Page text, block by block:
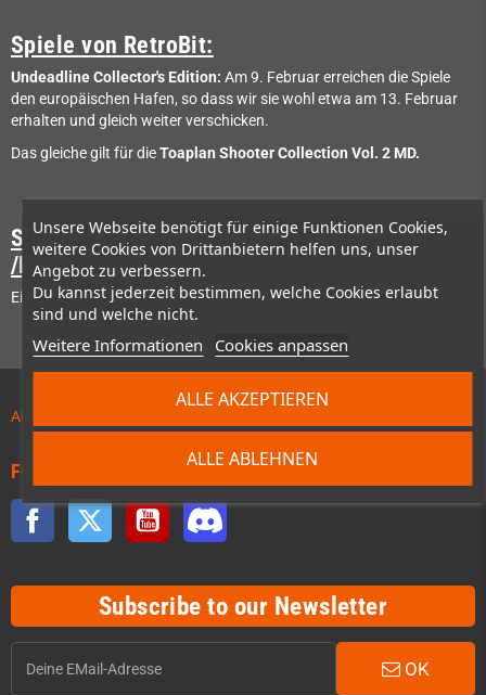
Unsere Webseite benötigt für einige Funktionen Cookies,
weitere Cookies von Drittanbietern helfen uns, unser
Angebot zu verbessern.
Du kannst jederzeit bestimmen, welche Cookies erlaubt
sind und welche nicht.
Weitere Informationen Cookies anpassen
ALLE ABLEHNEN
ALLE AKZEPTIEREN
Spiele von RetroBit:
Undeadline Collector's Edition: Am 9. Februar erreichen die Spiele
den europäischen Hafen, so dass wir sie wohl etwa am 13. Februar
erhalten und gleich weiter verschicken.
Das gleiche gilt für dieToaplan Shooter Collection Vol. 2 MD.
Shadow of the Ninja Reborn (Switch / PS4
/PS5):
Ein genaues Datum ist noch nicht bekannt.
Aktuelles zu Vorbestellungen!
FOLGE UNS
FacebookTwitter YouTubeDiscord
Subscribe to our Newsletter
OK